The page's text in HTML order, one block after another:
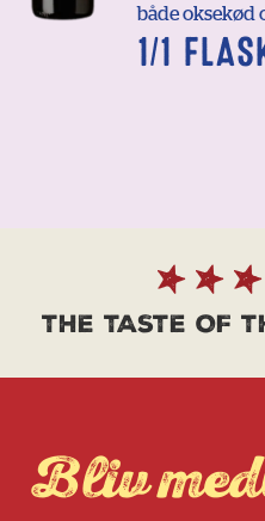
både oksekød
1/1
THE TASTE OF
Bliv